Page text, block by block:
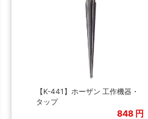
【K-441】ホーザン 工作機器・
タップ
848 円